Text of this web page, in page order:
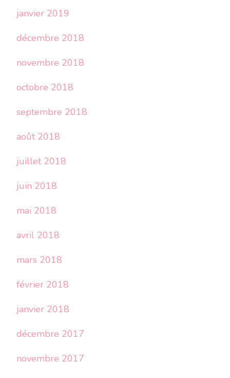
janvier 2019
décembre 2018
novembre 2018
octobre 2018
septembre 2018
août 2018
juillet 2018
juin 2018
mai 2018
avril 2018
mars 2018
février 2018
janvier 2018
décembre 2017
novembre 2017